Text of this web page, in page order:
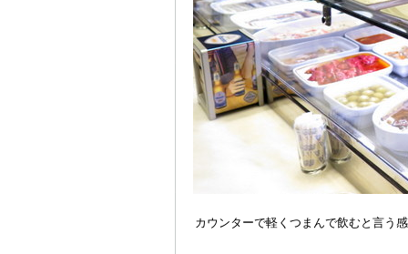
カウンターで軽くつまんで飲むと言う